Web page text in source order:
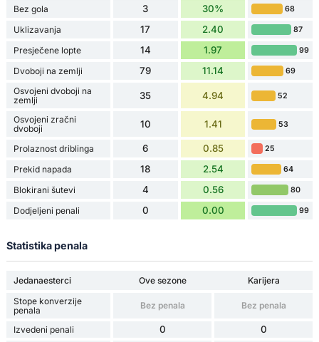
Bez gola 3 30% 68
Uklizavanja 17 2.40 87
Presječene lopte 14 1.97 99
Dvoboji na zemlji 79 11.14 69
Osvojeni dvoboji na
zemlji
35 4.94 52
Osvojeni zračni
dvoboji
10 1.41 53
Prolaznost driblinga 6 0.85 25
Prekid napada 18 2.54 64
Blokirani šutevi 4 0.56 80
Dodjeljeni penali 0 0.00 99
Statistika penala
Jedanaesterci Ove sezone
Karijera
Stope konverzije
penala
Bez penala Bez penala
Izvedeni penali 0 0